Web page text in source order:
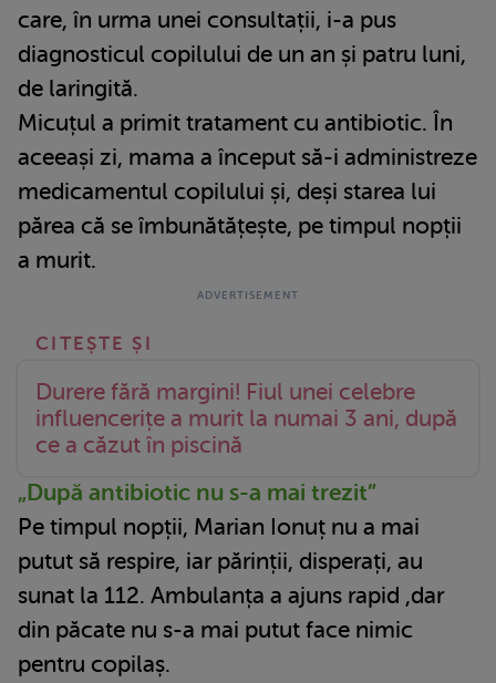
care, în urma unei consultații, i-a pus
diagnosticul copilului de un an și patru luni,
de laringită.
Micuțul a primit tratament cu antibiotic. În
aceeași zi, mama a început să-i administreze
medicamentul copilului și, deși starea lui
părea că se îmbunătățește, pe timpul nopții
a murit.
Durere fără margini! Fiul unei celebre
influencerițe a murit la numai 3 ani, după
ce a căzut în piscină
„După antibiotic nu s-a mai trezit”
Pe timpul nopții, Marian Ionuț nu a mai
putut să respire, iar părinții, disperați, au
sunat la 112. Ambulanța a ajuns rapid ,dar
din păcate nu s-a mai putut face nimic
pentru copilaș.